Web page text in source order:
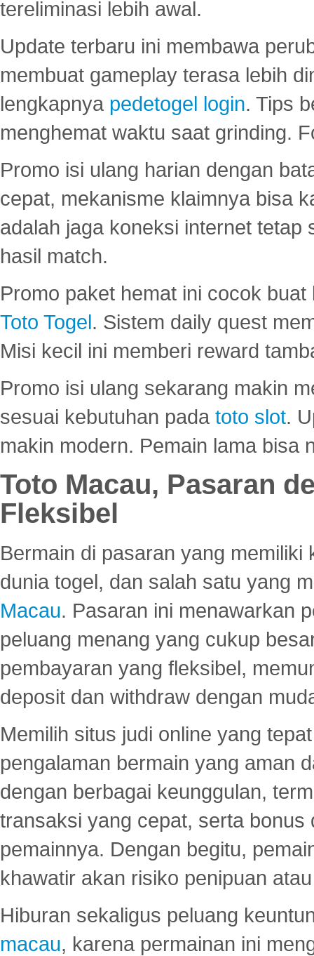
tereliminasi lebih awal.
Update terbaru ini membawa
membuat gameplay terasa lebih
lengkapnya pedetogel login. Tips
menghemat waktu saat grinding.
Promo isi ulang harian dengan
cepat, mekanisme klaimnya bisa
adalah jaga koneksi internet tetap
hasil match.
Promo paket hemat ini cocok
Toto Togel. Sistem daily quest
Misi kecil ini memberi reward
Promo isi ulang sekarang makin
sesuai kebutuhan pada toto slot.
makin modern. Pemain lama bisa
Toto Macau, Pasaran
Fleksibel
Bermain di pasaran yang
dunia togel, dan salah satu yang
Macau. Pasaran ini menawarkan
peluang menang yang cukup
pembayaran yang fleksibel,
deposit dan withdraw dengan
Memilih situs judi online yang
pengalaman bermain yang aman
dengan berbagai keunggulan,
transaksi yang cepat, serta
pemainnya. Dengan begitu,
khawatir akan risiko penipuan
Hiburan sekaligus peluang
macau, karena permainan ini